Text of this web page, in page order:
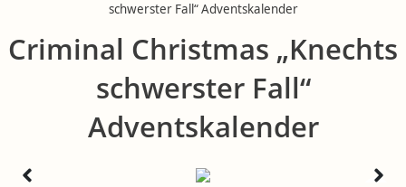
schwerster Fall“ Adventskalender
Criminal Christmas „Knechts
schwerster Fall“
Adventskalender